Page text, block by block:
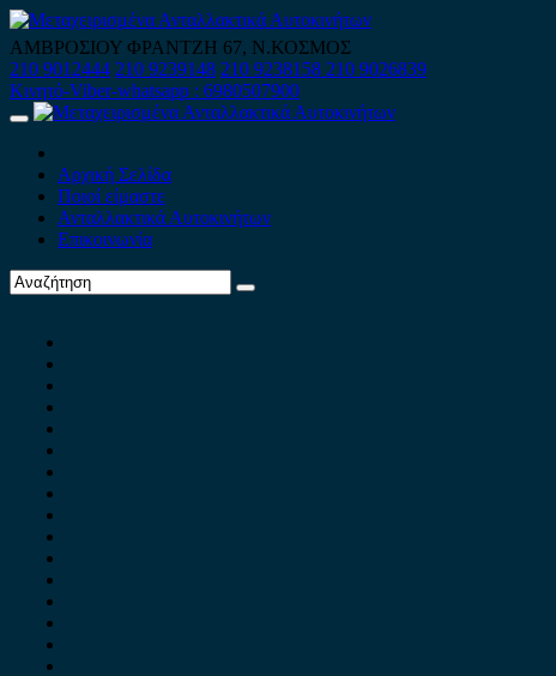
Skip
to
content
ΑΜΒΡΟΣΙΟΥ ΦΡΑΝΤΖΗ 67, Ν.ΚΟΣΜΟΣ
210 9012444 210 9239148 210 9238158 210 9026839
Κινητό-Viber-whatsapp : 6980507900
Primary
Αρχική Σελίδα
Ποιοί είμαστε
Ανταλλακτικά Αυτοκινήτων
Επικοινωνία